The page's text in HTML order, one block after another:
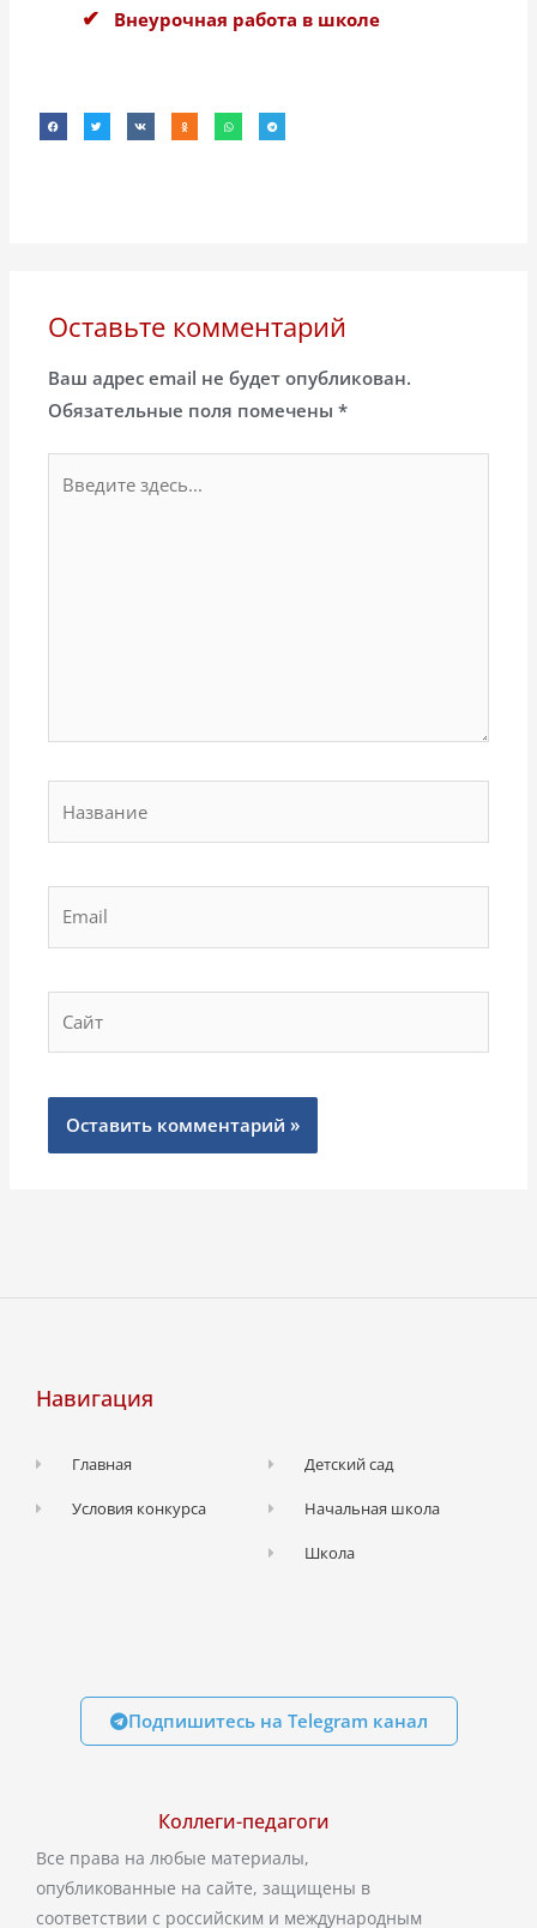
Внеурочная работа в школе
Оставьте комментарий
Ваш адрес email не будет опубликован.
Обязательные поля помечены*
здесь...
Навигация
Главная
Условия конкурса
Детский сад
Начальная школа
Школа
Подпишитесь на Telegram канал
Коллеги-педагоги
Все права на любые материалы,
опубликованные на сайте, защищены в
соответствии с российским и международным